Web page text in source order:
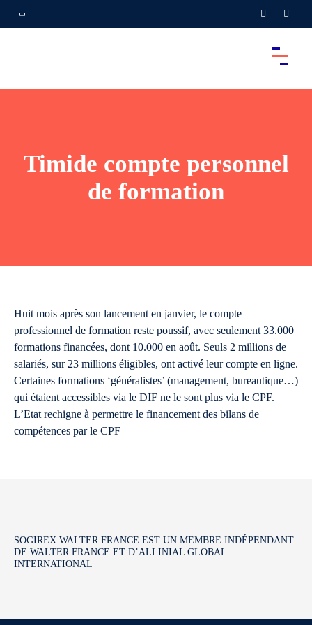
Timide compte personnel
de formation
Huit mois après son lancement en janvier, le compte
professionnel de formation reste poussif, avec seulement 33.000
formations financées, dont 10.000 en août. Seuls 2 millions de
salariés, sur 23 millions éligibles, ont activé leur compte en ligne.
Certaines formations ‘généralistes’ (management, bureautique…)
qui étaient accessibles via le DIF ne le sont plus via le CPF.
L’Etat rechigne à permettre le financement des bilans de
compétences par le CPF
SOGIREX WALTER FRANCE EST UN MEMBRE INDÉPENDANT
DE WALTER FRANCE ET D’ALLINIAL GLOBAL
INTERNATIONAL